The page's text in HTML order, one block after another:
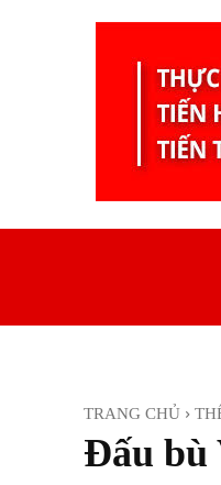
TRANG CHỦ
Đấu bù